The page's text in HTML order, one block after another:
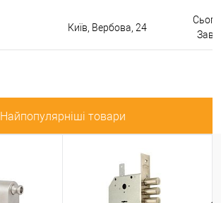
Київ, Вербова, 24
Найпопулярніші товари